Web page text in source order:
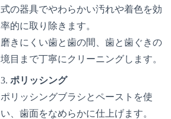
式の器具でやわらかい汚れや着色を効
率的に取り除きます。
磨きにくい歯と歯の間、歯と歯ぐきの
境目まで丁寧にクリーニングします。
ポリッシング
ポリッシングブラシとペーストを使
い、歯面をなめらかに仕上げます。